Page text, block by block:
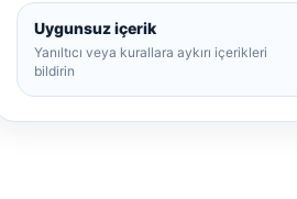
Uygunsuz içerik
Yanıltıcı veya kurallara aykırı içerikleri
bildirin